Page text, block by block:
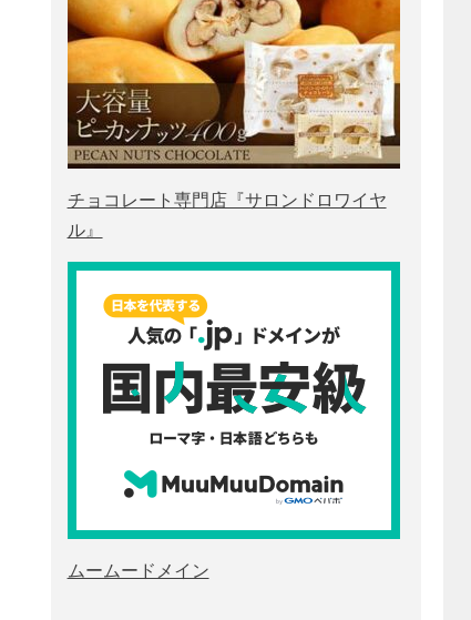
チョコレート専門店『サロンドロワイヤ
ル』
ムームードメイン